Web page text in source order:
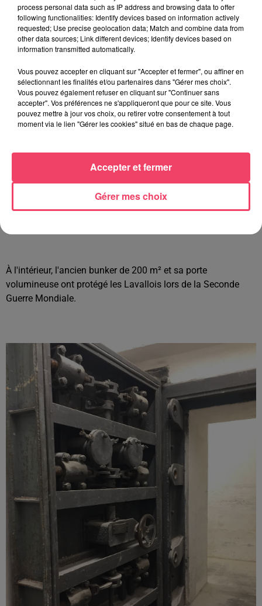
Au rez-de-chaussée, plusieurs box de répétitions sont mises
à disposition
À l'intérieur, l'ancien bunker de 200 m² et sa porte
volumineuse ont protégé les Lavallois lors de la Seconde
Guerre Mondiale.
process personal data such as IP address and browsing data to offer
following functionalities: Identify devices based on information actively
requested; Use precise geolocation data; Match and combine data from
other data sources; Link different devices; Identify devices based on
information transmitted automatically.
Vous pouvez accepter en cliquant sur "Accepter et fermer", ou affiner en
sélectionnant les finalités et/ou partenaires dans "Gérer mes choix".
Vous pouvez également refuser en cliquant sur "Continuer sans
accepter". Vos préférences ne s'appliqueront que pour ce site. Vous
pouvez mettre à jour vos choix, ou retirer votre consentement à tout
moment via le lien "Gérer les cookies" situé en bas de chaque page.
Gérer mes choix
Accepter et fermer